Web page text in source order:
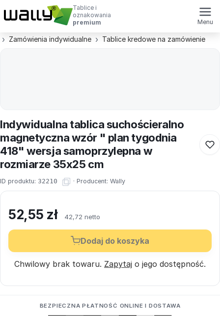
Tablice i
oznakowania
premium
Menu
Zamówienia indywidualne Tablice kredowe na zamówienie
Indywidualna tablica suchościeralno
magnetyczna wzór " plan tygodnia
418" wersja samoprzylepna w
rozmiarze 35x25 cm
ID produktu: 32210 · Producent: Wally
52,55 zł 42,72 netto
Dodaj do koszyka
Chwilowy brak towaru. Zapytaj o jego dostępność.
BEZPIECZNA PŁATNOŚĆ ONLINE I DOSTAWA